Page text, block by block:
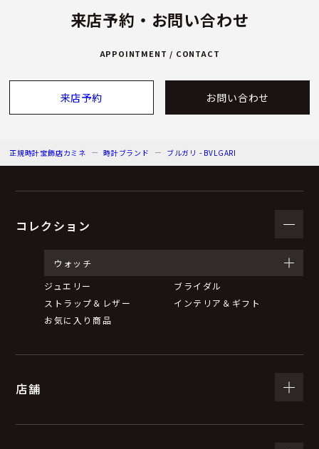
来店予約・お問い合わせ
APPOINTMENT / CONTACT
来店予約 お問い合わせ
正規時計宝飾店カミネ 時計ブランド ブルガリ - BVLGARI
コレクション
ウォッチ
ジュエリー
ブライダル
ストラップ＆レザー
インテリア＆ギフト
お気に入り商品
店舗